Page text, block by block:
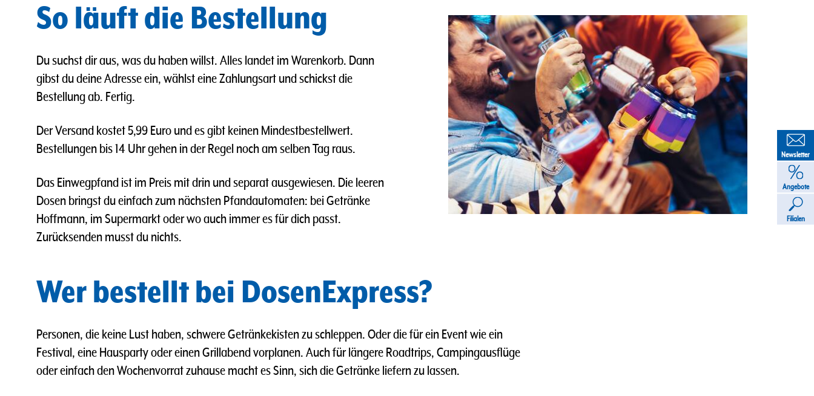
So läuft die Bestellung
Du suchst dir aus, was du haben willst. Alles landet im Warenkorb. Dann
gibst du deine Adresse ein, wählst eine Zahlungsart und schickst die
Bestellung ab. Fertig.
Der Versand kostet 5,99 Euro und es gibt keinen Mindestbestellwert.
Bestellungen bis 14 Uhr gehen in der Regel noch am selben Tag raus.
Das Einwegpfand ist im Preis mit drin und separat ausgewiesen. Die leeren
Dosen bringst du einfach zum nächsten Pfandautomaten: bei Getränke
Hoffmann, im Supermarkt oder wo auch immer es für dich passt.
Zurücksenden musst du nichts.
Wer bestellt bei DosenExpress?
Personen, die keine Lust haben, schwere Getränkekisten zu schleppen. Oder die für ein Event wie ein
Festival, eine Hausparty oder einen Grillabend vorplanen. Auch für längere Roadtrips, Campingausflüge
oder einfach den Wochenvorrat zuhause macht es Sinn, sich die Getränke liefern zu lassen.
Newsletter
Angebote
Filialen